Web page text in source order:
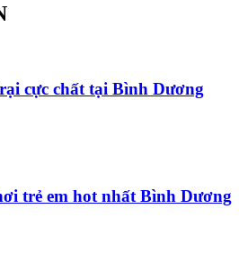
cực chất tại Bình Dương
trẻ em hot nhất Bình Dương